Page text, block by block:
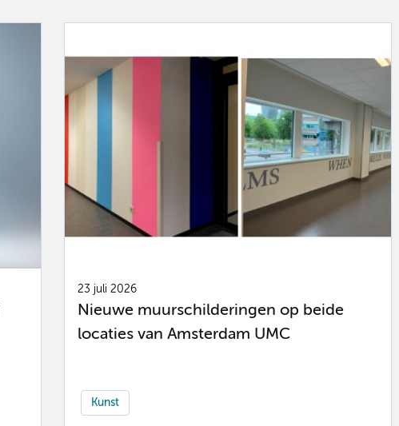
23 juli 2026
Nieuwe muurschilderingen op beide
locaties van Amsterdam UMC
Kunst